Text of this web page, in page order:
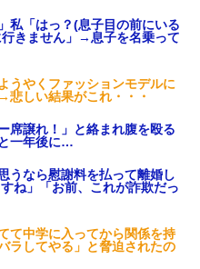
私「はっ？(息子目の前にいる
きません」→息子を名乗って
うやくファッションモデルに
しい結果がこれ・・・
席譲れ！」と絡まれ腹を殴る
一年後に…
うなら慰謝料を払って離婚し
ね」「お前、これが詐欺だっ
て中学に入ってから関係を持
ラしてやる」と脅迫されたの